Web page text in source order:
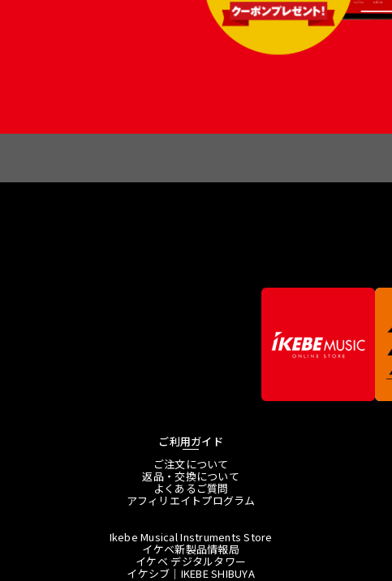
ご利用ガイド
ご注文について
返品・交換について
よくあるご質問
アフィリエイトプログラム
Ikebe Musical Instruments Store
イケベ新製品情報局
イケベ デジタルタワー
イケシブ｜IKEBE SHIBUYA